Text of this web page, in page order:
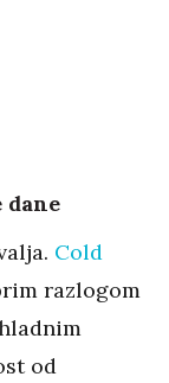
dane
Cold
razlogom
od